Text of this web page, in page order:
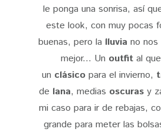
le ponga una sonrisa, así
este look, con muy pocas
buenas, pero la lluvia no nos
mejor... Un outfital
un clásico para el invierno,
de lana, medias oscurasy
mi caso para ir de rebajas,
grande para meter las